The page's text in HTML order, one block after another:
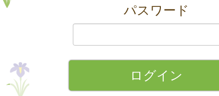
パスワード